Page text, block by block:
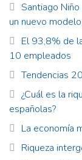
Santiago
un nuevo
El 93,8% de
10 empleados
Tendencias
¿Cuál es la
españolas?
La economía
Riqueza